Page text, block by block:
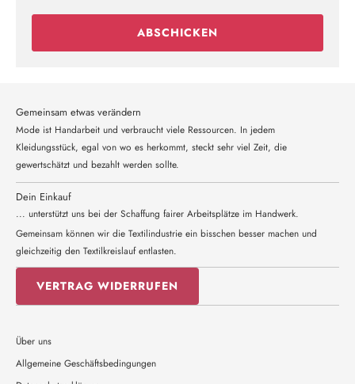
ABSCHICKEN
Gemeinsam etwas verändern
Mode ist Handarbeit und verbraucht viele Ressourcen. In jedem
Kleidungsstück, egal von wo es herkommt, steckt sehr viel Zeit, die
gewertschätzt und bezahlt werden sollte.
Dein Einkauf
... unterstützt uns bei der Schaffung fairer Arbeitsplätze im Handwerk.
Gemeinsam können wir die Textilindustrie ein bisschen besser machen und
gleichzeitig den Textilkreislauf entlasten.
VERTRAG WIDERRUFEN
Über uns
Allgemeine Geschäftsbedingungen